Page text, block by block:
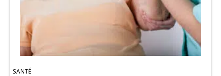
SANTÉ